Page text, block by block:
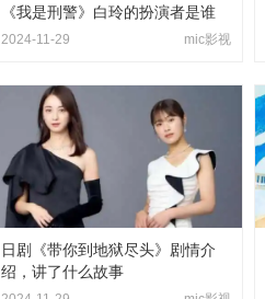
《我是刑警》白玲的扮演者是谁
2024-11-29 mic影视
日剧《带你到地狱尽头》剧情介
绍，讲了什么故事